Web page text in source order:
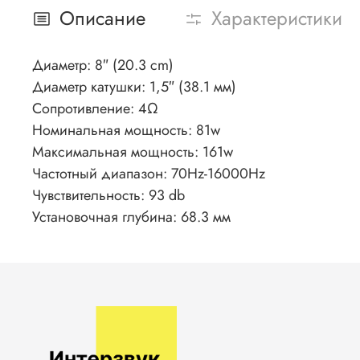
Описание Характеристики
Диаметр: 8″ (20.3 cm)
Диаметр катушки: 1,5″ (38.1 мм)
Сопротивление: 4Ω
Номинальная мощность: 81w
Максимальная мощность: 161w
Частотный диапазон: 70Hz-16000Hz
Чувствительность: 93 db
Установочная глубина: 68.3 мм